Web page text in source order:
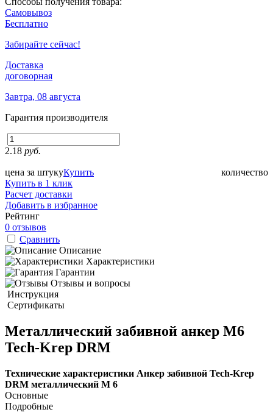
Самовывоз
Бесплатно
Забирайте сейчас!
Доставка
договорная
Завтра, 08 августа
Гарантия производителя
2.18 руб.
цена за штуку количество
Купить
Купить в 1 клик
Расчет доставки
Добавить в избранное
Рейтинг
0 отзывов
Сравнить
Описание
Характеристики
Гарантии
Отзывы и вопросы
Инструкция
Сертификаты
Металлический забивной анкер М6
Tech-Krep DRM
Технические характеристики Анкер забивной Tech-Krep
DRM металлический М 6
Основные
Подробные